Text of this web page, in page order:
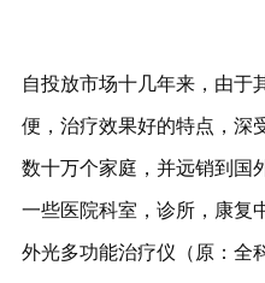
自投放市场十几年来，由于
便，治疗效果好的特点，深
数十万个家庭，并远销到国
一些医院科室，诊所，康复
外光多功能治疗仪（原：全